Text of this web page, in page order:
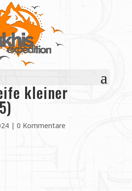
kleiner
| 0 Kommentare